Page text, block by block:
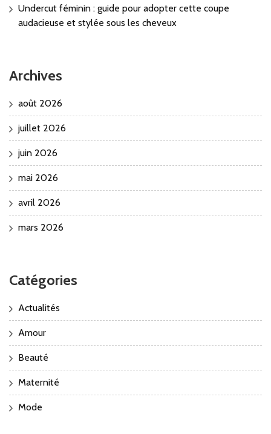
Undercut féminin : guide pour adopter cette coupe
audacieuse et stylée sous les cheveux
Archives
août 2026
juillet 2026
juin 2026
mai 2026
avril 2026
mars 2026
Catégories
Actualités
Amour
Beauté
Maternité
Mode